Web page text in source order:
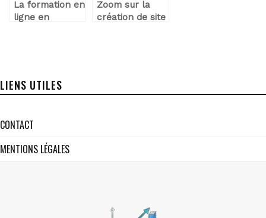
La formation en
ligne en
Zoom sur la
création de site
LIENS UTILES
CONTACT
MENTIONS LÉGALES